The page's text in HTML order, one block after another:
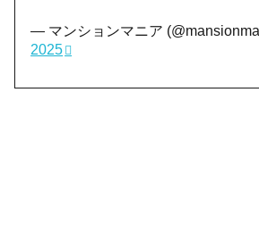
— マンションマニア
2025